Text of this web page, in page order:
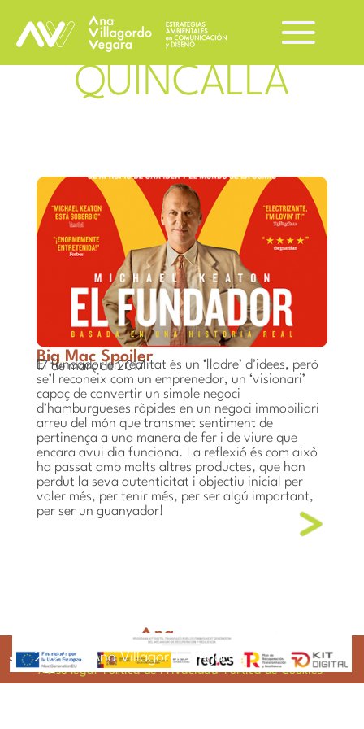
QUINCALLA
Big Mac Spoiler
17 de març de 2017
El fundador en realitat és un ‘lladre’ d’idees, però
se’l reconeix com un emprenedor, un ‘visionari’
capaç de convertir un simple negoci
d’hamburgueses ràpides en un negoci immobiliari
arreu del món que transmet sentiment de
pertinença a una manera de fer i de viure que
encara avui dia funciona. La reflexió és com això
ha passat amb molts altres productes, que han
perdut la seva autenticitat i objectiu inicial per
voler més, per tenir més, per ser algú important,
per ser un guanyador!
ana@anavillagordo.com
Aviso legal Política de Privacidad Política de Cookies
2025 © Ana Villagordo Vegara
2026 © Ana Villagordo Vegara